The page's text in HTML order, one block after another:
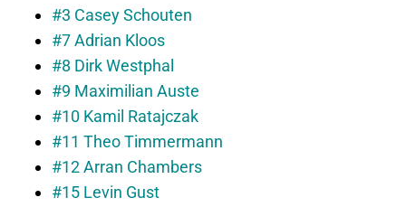
#3 Casey Schouten
#7 Adrian Kloos
#8 Dirk Westphal
#9 Maximilian Auste
#10 Kamil Ratajczak
#11 Theo Timmermann
#12 Arran Chambers
#15 Levin Gust